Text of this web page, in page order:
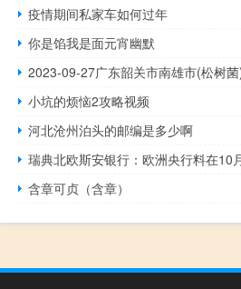
疫情期间私家车如何过年
你是馅我是面元宵幽默
2023-09-27广东韶关市南雄市(松树
小坑的烦恼2攻略视频
河北沧州泊头的邮编是多少啊
瑞典北欧斯安银行：欧洲央行料在10
含章可贞（含章）